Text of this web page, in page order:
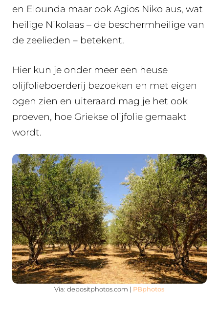
en Elounda maar ook Agios Nikolaus, wat
heilige Nikolaas – de beschermheilige van
de zeelieden – betekent.
Hier kun je onder meer een heuse
olijfolieboerderij bezoeken en met eigen
ogen zien en uiteraard mag je het ook
proeven, hoe Griekse olijfolie gemaakt
wordt.
Via: depositphotos.com | PBphotos